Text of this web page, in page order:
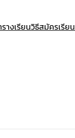
างเรียนวิธีสมัครเรียน